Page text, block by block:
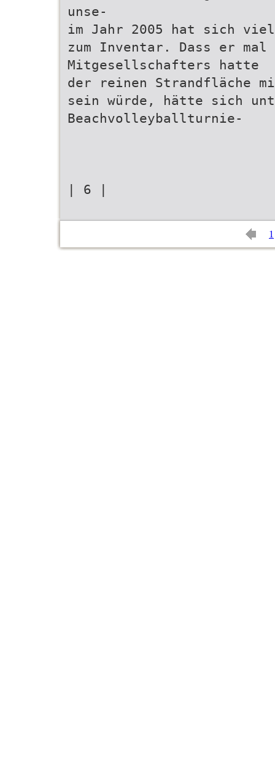
unse-
im Jahr 2005 hat sich
zum Inventar. Dass er
Mitgesellschafters hatte
der reinen Strandfläche
sein würde, hätte sich
Beachvolleyballturnie-
| 6 |
1